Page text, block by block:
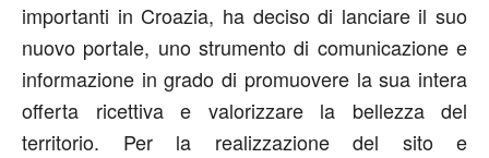
importanti in Croazia, ha deciso di lanciare il suo
nuovo portale, uno strumento di comunicazione e
informazione in grado di promuovere la sua intera
offerta ricettiva e valorizzare la bellezza del
territorio. Per la realizzazione del sito e